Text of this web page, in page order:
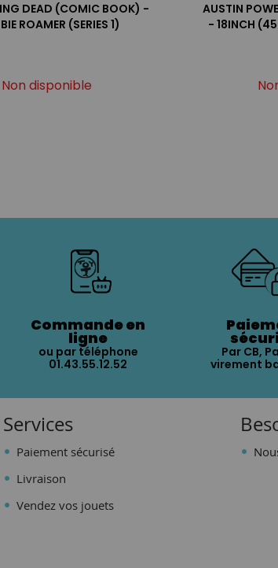
DEAD (COMIC BOOK) -
ROAMER (SERIES 1)
Non disponible
AUSTIN
- 18INCH
Commande en
ligne
ou par téléphone
01.43.55.12.52
Par CB,
virement
Services
Paiement sécurisé
Livraison
Vendez vos jouets